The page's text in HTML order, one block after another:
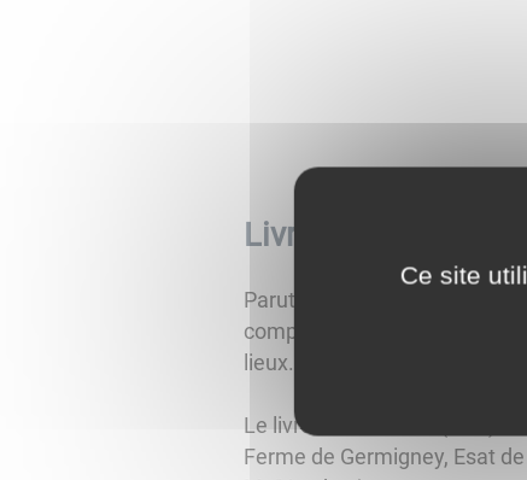
Livre Val d'Amour
Parution du livre photos de
comporte cette fois de
lieux.
Le livre est en vente (20 €)
Ferme de Germigney, Esat
Ce site